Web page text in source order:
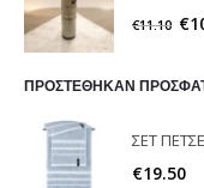
€11.10 €
ΠΡΟΣΤΕΘΗΚΑΝ
ΣΕΤ
€19.50